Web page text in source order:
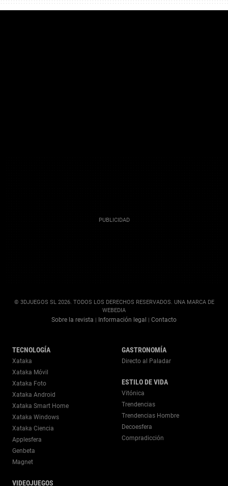
© 3DJUEGOS SL 2026. TODOS LOS DERECHOS RESERVADOS. UNA MARCA DE
WEBEDIA
Sobre la revista | Información legal | Contacto
TECNOLOGÍA
Xataka
Xataka Móvil
Xataka Foto
Xataka Android
Xataka Smart Home
Xataka Windows
Xataka Ciencia
Applesfera
Genbeta
Magnet
VIDEOJUEGOS
GASTRONOMÍA
Directo al Paladar
ESTILO DE VIDA
Vitónica
Trendencias
Trendencias Hombre
Decoesfera
Compradicción